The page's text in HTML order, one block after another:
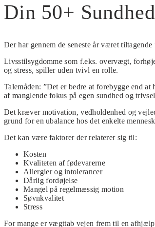
Din 50+ Sundhed
Der har gennem de seneste år været
Livsstilsygdomme som f.eks. overvægt,
og stress, spiller uden tvivl en rolle.
Talemåden: ”Det er bedre at forebygge end
af manglende fokus på egen sundhed og
Det kræver motivation, vedholdenhed og
grund for en ubalance hos det enkelte
Det kan være faktorer der relaterer sig til:
Kosten
Kvaliteten af fødevarerne
Allergier og intolerancer
Dårlig fordøjelse
Mangel på regelmæssig motion
Søvnkvalitet
Stress
For mange er vægttab vejen frem til en